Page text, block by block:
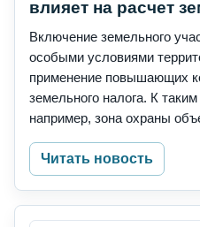
влияет на расчет
Включение земельного
особыми условиями
применение повышающих
земельного налога. К
например, зона охраны
Читать новость